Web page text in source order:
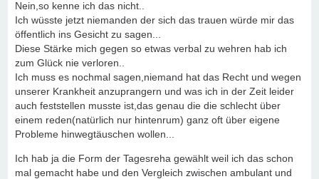
Nein,so kenne ich das nicht..
Ich wüsste jetzt niemanden der sich das trauen würde mir das
öffentlich ins Gesicht zu sagen...
Diese Stärke mich gegen so etwas verbal zu wehren hab ich
zum Glück nie verloren..
Ich muss es nochmal sagen,niemand hat das Recht und wegen
unserer Krankheit anzuprangern und was ich in der Zeit leider
auch feststellen musste ist,das genau die die schlecht über
einem reden(natürlich nur hintenrum) ganz oft über eigene
Probleme hinwegtäuschen wollen...
Ich hab ja die Form der Tagesreha gewählt weil ich das schon
mal gemacht habe und den Vergleich zwischen ambulant und